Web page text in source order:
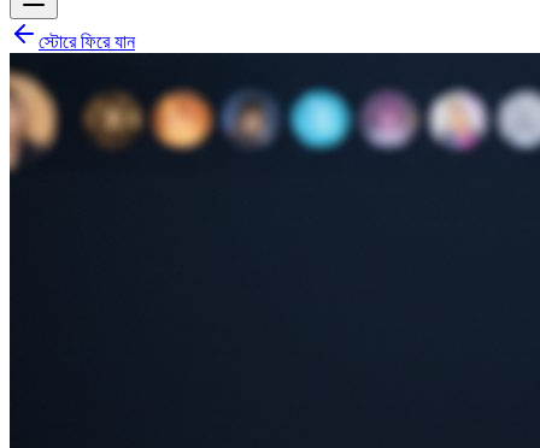
স্টোরে ফিরে যান